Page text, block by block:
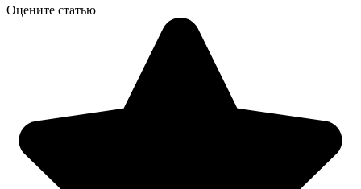
Оцените статью